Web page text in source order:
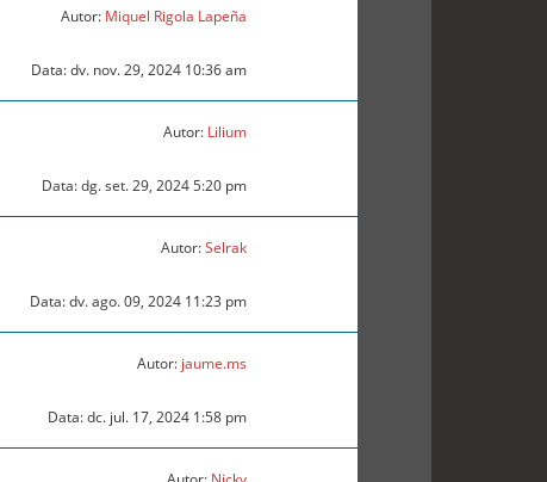
Autor: Miquel Rigola Lapeña
Data: dv. nov. 29, 2024 10:36 am
Autor: Lilium
Data: dg. set. 29, 2024 5:20 pm
Autor:Selrak
Data: dv. ago. 09, 2024 11:23 pm
Autor: jaume.ms
Data: dc. jul. 17, 2024 1:58 pm